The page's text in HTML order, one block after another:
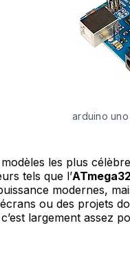
arduino uno
les plus
tels que l’
modernes,
ou des projets
largement assez